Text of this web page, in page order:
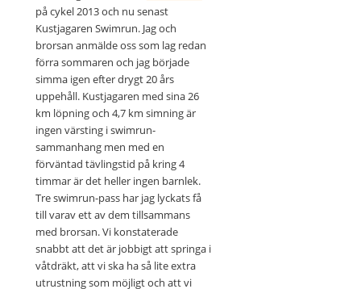
på cykel 2013 och nu senast
Kustjagaren Swimrun. Jag och
brorsan anmälde oss som lag redan
förra sommaren och jag började
simma igen efter drygt 20 års
uppehåll. Kustjagaren med sina 26
km löpning och 4,7 km simning är
ingen värsting i swimrun-
sammanhang men med en
förväntad tävlingstid på kring 4
timmar är det heller ingen barnlek.
Tre swimrun-pass har jag lyckats få
till varav ett av dem tillsammans
med brorsan. Vi konstaterade
snabbt att det är jobbigt att springa i
våtdräkt, att vi ska ha så lite extra
utrustning som möjligt och att vi